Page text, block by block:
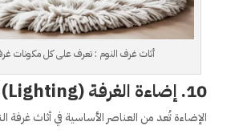
أثاث غرف النوم : تعرف على كل مكونات
10. إضاءة الغرفة (Lighting)
الإضاءة تُعد من العناصر الأساسية في أثاث غرفة